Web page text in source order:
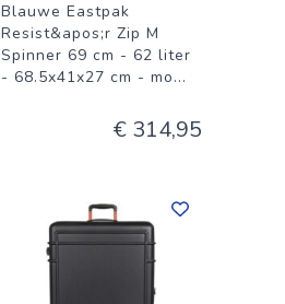
Blauwe Eastpak
Resist&apos;r Zip M
Spinner 69 cm - 62 liter
- 68.5x41x27 cm - mo...
€ 314,95